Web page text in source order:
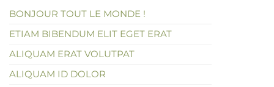
BONJOUR TOUT LE MONDE !
ETIAM BIBENDUM ELIT EGET ERAT
ALIQUAM ERAT VOLUTPAT
ALIQUAM ID DOLOR